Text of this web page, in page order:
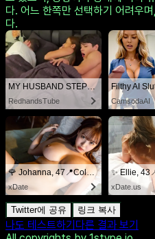
Age23~26세
Switch
당신은 스위치 성향입니다. 지배적
고 있으며, 상황이나 상대에 따라
다. 어느 한쪽만 선택하기 어려우
다.
MY HUSBAND STEPSON MISTAKENLY GIVES ME IN THE ASS
RedhandsTube
Filthy AI
CamsodaAI